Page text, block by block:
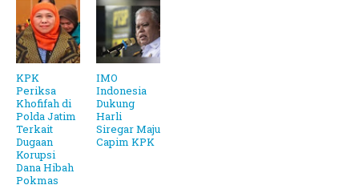
KPK
Periksa
Khofifah di
Polda Jatim
Terkait
Dugaan
Korupsi
Dana Hibah
Pokmas
IMO
Indonesia
Dukung
Harli
Siregar Maju
Capim KPK